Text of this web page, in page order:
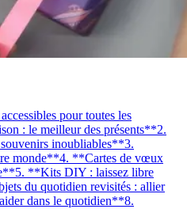
pour toutes les
: le meilleur des présents**2.
inoubliables**3.
monde**4. **Cartes de vœux
5. **Kits DIY : laissez libre
du quotidien revisités : allier
dans le quotidien**8.